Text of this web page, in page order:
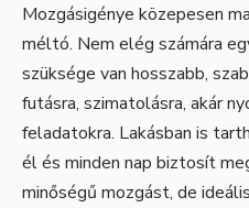
Mozgásigénye közepesen
méltó. Nem elég számára
szüksége van hosszabb,
futásra, szimatolásra, akár
feladatokra. Lakásban is
él és minden nap biztosít
minőségű mozgást, de